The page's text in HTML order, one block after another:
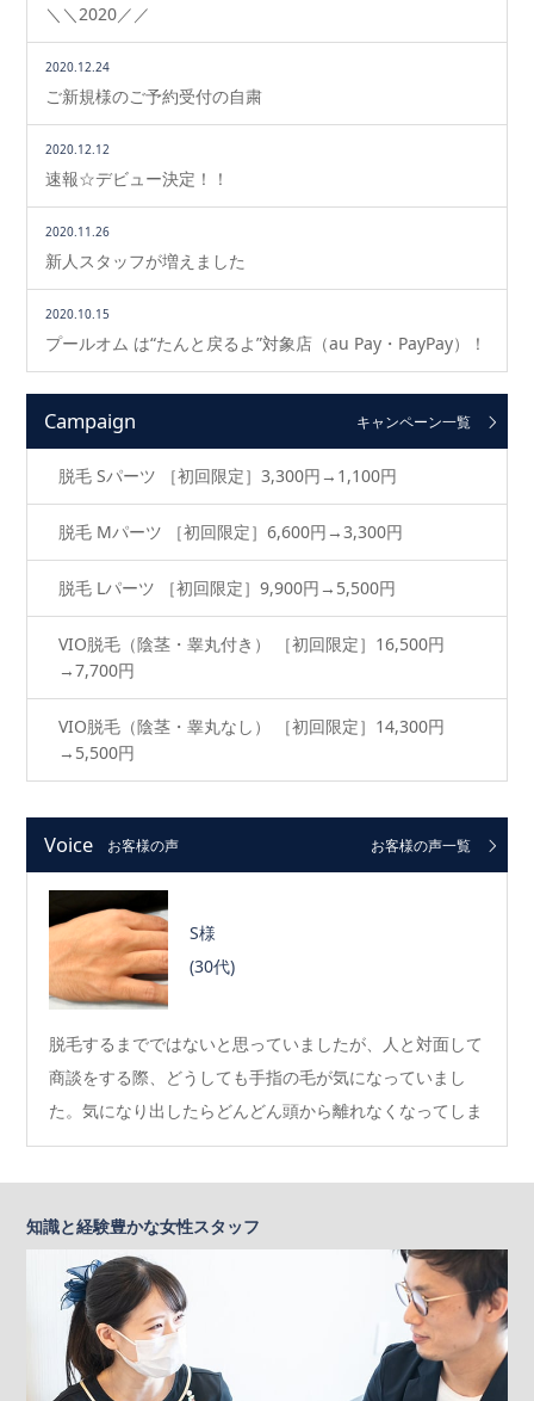
＼＼2020／／
2020.12.24
ご新規様のご予約受付の自粛
2020.12.12
速報☆デビュー決定！！
2020.11.26
新人スタッフが増えました
2020.10.15
プールオム は“たんと戻るよ”対象店（au Pay・PayPay）！
Campaign キャンペーン一覧
脱毛 Sパーツ ［初回限定］3,300円→1,100円
脱毛 Mパーツ ［初回限定］6,600円→3,300円
脱毛 Lパーツ ［初回限定］9,900円→5,500円
VIO脱毛（陰茎・睾丸付き） ［初回限定］16,500円
→7,700円
VIO脱毛（陰茎・睾丸なし） ［初回限定］14,300円
→5,500円
Voice お客様の声 お客様の声一覧
S様
(30代)
脱毛するまでではないと思っていましたが、人と対面して
商談をする際、どうしても手指の毛が気になっていまし
た。気になり出したらどんどん頭から離れなくなってしま
い…
知識と経験豊かな女性スタッフ